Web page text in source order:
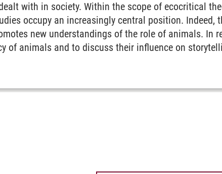
with in society. Within the scope of ecocritical
occupy an increasingly central position. Indeed,
new understandings of the role of animals. In
of animals and to discuss their influence on